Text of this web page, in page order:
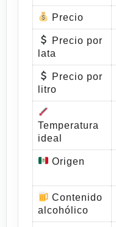
Precio
Precio por
lata
Precio por
litro
Temperatura
ideal
Origen
Contenido
alcohólico